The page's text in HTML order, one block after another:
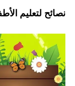
نصائح لتعليم